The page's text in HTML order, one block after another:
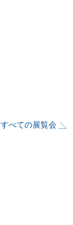
すべての展覧会